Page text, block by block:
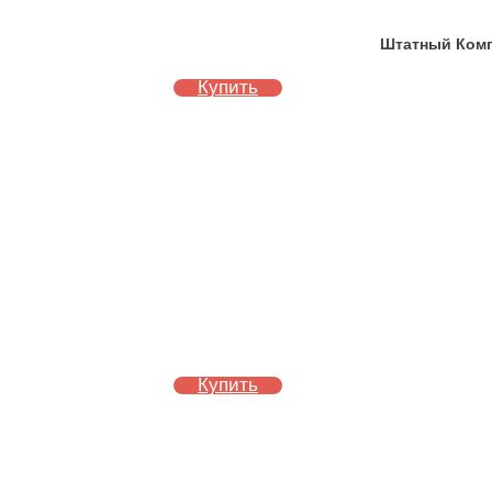
Штатный
Купить
Купить